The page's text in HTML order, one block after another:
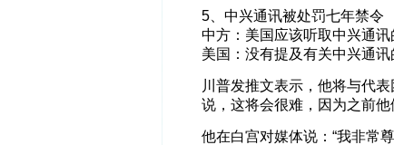
5、中兴通讯被处罚七年禁令
中方：美国应该听取中兴通讯
美国：没有提及有关中兴通讯
川普发推文表示，他将与代
说，这将会很难，因为之前
他在白宫对媒体说：“我非常